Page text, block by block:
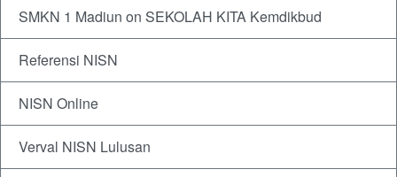
SMKN 1 Madiun on SEKOLAH KITA Kemdikbud
Referensi NISN
NISN Online
Verval NISN Lulusan